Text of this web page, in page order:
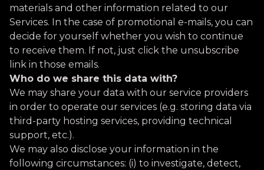
materials and other information related to our
Services. In the case of promotional e-mails, you can
decide for yourself whether you wish to continue
to receive them. If not, just click the unsubscribe
link in those emails.
Who do we share this data with?
We may share your data with our service providers
in order to operate our services (e.g. storing data via
third-party hosting services, providing technical
support, etc.).
We may also disclose your information in the
following circumstances: (i) to investigate, detect,